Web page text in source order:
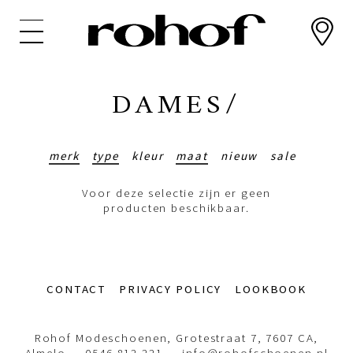
DAMES/
merk type kleur maat nieuw sale
Voor deze selectie zijn er geen
producten beschikbaar.
Footer-CONTACT PRIVACY POLICY LOOKBOOK
Rohof Modeschoenen, Grotestraat 7, 7607 CA,